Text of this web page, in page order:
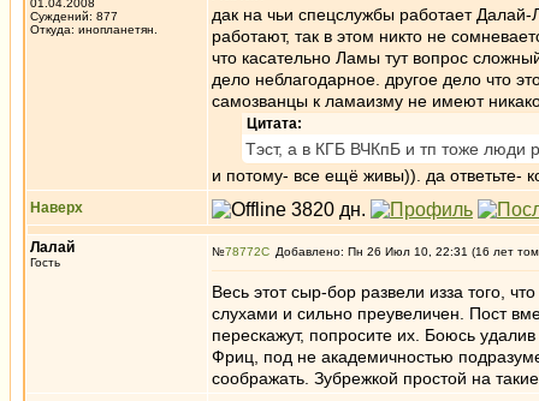
01.04.2008
Суждений: 877
Откуда: инопланетян.
дак на чьи спецслужбы работает
работают, так в этом никто не
что касательно Ламы тут вопрос
дело неблагодарное. другое дело что
самозванцы к ламаизму не имеют
Цитата:
Тэст, а в КГБ ВЧКпБ и тп тоже люди
и потому- все ещё живы)). да ответьте-
Наверх
Лалай
Гость
№78772 Добавлено: Пн 26 Июл 10, 22:31 (16 лет
Весь этот сыр-бор развели изза того,
слухами и сильно преувеличен. Пост
перескажут, попросите их. Боюсь
Фриц, под не академичностью
соображать. Зубрежкой простой на